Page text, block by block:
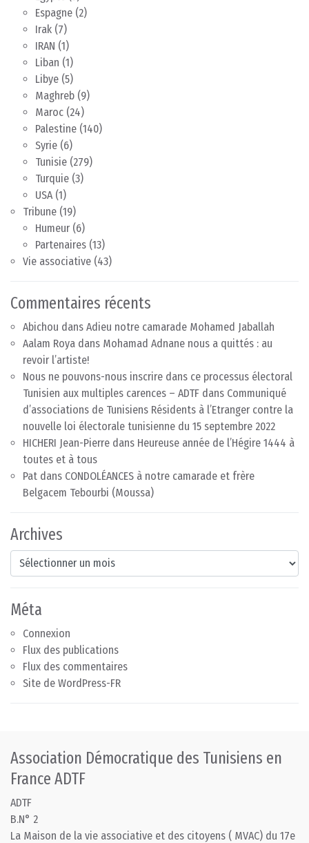
Espagne (2)
Irak (7)
IRAN (1)
Liban (1)
Libye (5)
Maghreb (9)
Maroc (24)
Palestine (140)
Syrie (6)
Tunisie (279)
Turquie (3)
USA(1)
Tribune (19)
Humeur (6)
Partenaires (13)
Vie associative (43)
Commentaires récents
Abichou dans Adieu notre camarade Mohamed Jaballah
Aalam Roya dans Mohamad Adnane nous a quittés : au
revoir l’artiste!
Nous ne pouvons-nous inscrire dans ce processus électoral
Tunisien aux multiples carences – ADTF dans Communiqué
d’associations de Tunisiens Résidents à l’Etranger contre la
nouvelle loi électorale tunisienne du 15 septembre 2022
HICHERI Jean-Pierre dans Heureuse année de l’Hégire 1444 à
toutes et à tous
Pat dans CONDOLÉANCES à notre camarade et frère
Belgacem Tebourbi (Moussa)
Archives
Archives
Méta
Connexion
Flux des publications
Flux des commentaires
Site de WordPress-FR
Association Démocratique des Tunisiens en
France ADTF
ADTF
B.N° 2
La Maison de la vie associative et des citoyens ( MVAC) du 17e